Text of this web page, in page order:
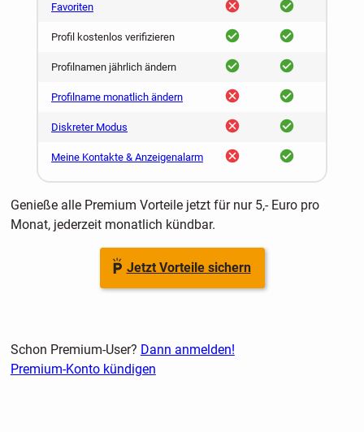
Favoriten
Profil kostenlos verifizieren ja ja
Profilnamen jährlich ändern ja ja
Profilname monatlich ändern nein ja
Diskreter Modus nein ja
Meine Kontakte & Anzeigenalarm nein ja
Genieße alle Premium Vorteile jetzt für nur 5,- Euro pro
Monat, jederzeit monatlich kündbar.
Jetzt Vorteile sichern
Schon Premium-User? Dann anmelden!
Premium-Konto kündigen